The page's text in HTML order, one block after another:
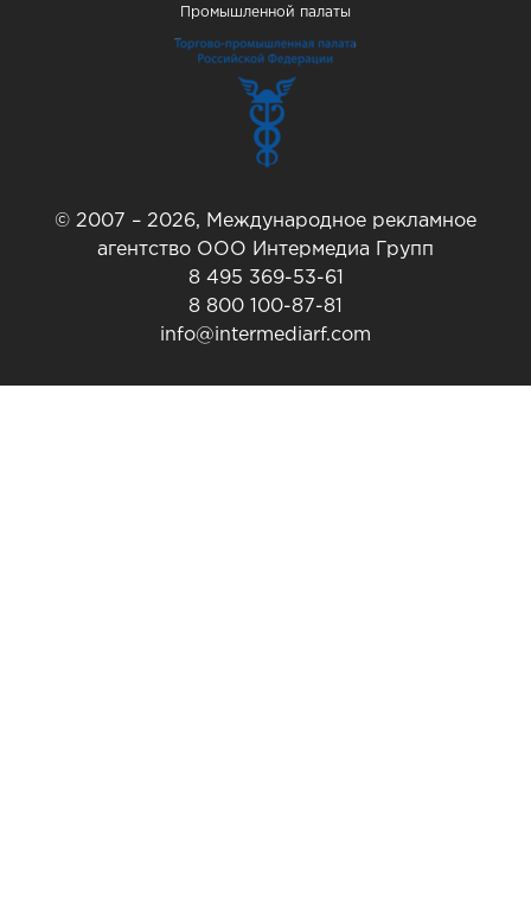
Промышленной палаты
© 2007 – 2026, Международное рекламное
агентство ООО Интермедиа Групп
8 495 369-53-61
8 800 100-87-81
info@intermediarf.com